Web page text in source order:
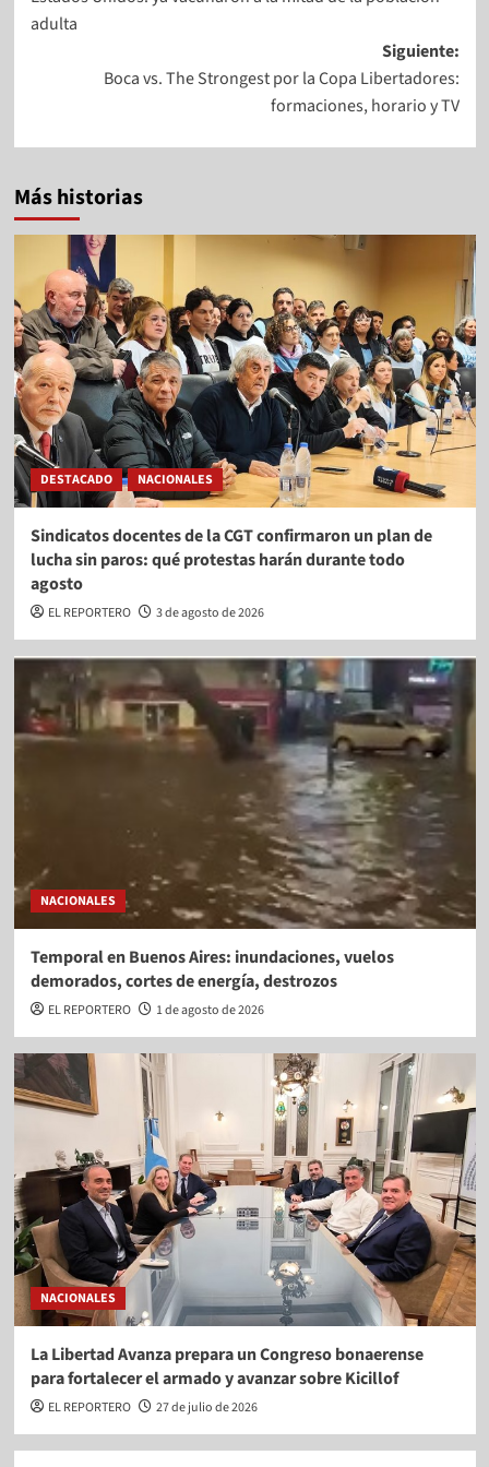
adulta
Siguiente:
Boca vs. The Strongest por la Copa Libertadores:
formaciones, horario y TV
Más historias
DESTACADO NACIONALES
Sindicatos docentes de la CGT confirmaron un plan de
lucha sin paros: qué protestas harán durante todo
agosto
EL REPORTERO 3 de agosto de 2026
NACIONALES
Temporal en Buenos Aires: inundaciones, vuelos
demorados, cortes de energía, destrozos
EL REPORTERO 1 de agosto de 2026
NACIONALES
La Libertad Avanza prepara un Congreso bonaerense
para fortalecer el armado y avanzar sobre Kicillof
EL REPORTERO 27 de julio de 2026